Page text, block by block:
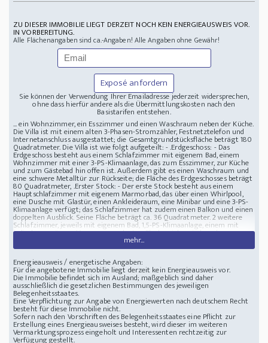
ZU DIESER IMMOBILIE LIEGT DERZEIT NOCH KEIN ENERGIEAUSWEIS VOR.
IN VORBEREITUNG.
Alle Flächenangaben sind ca.-Angaben! Alle Angaben ohne Gewähr!
Exposé anfordern
Sie können der Verwendung Ihrer Emailadresse jederzeit widersprechen,
ohne dass hierfür andere als die Übermittlungskosten nach den
Basistarifen entstehen.
... ein Wohnzimmer, ein Esszimmer und einen Waschraum neben der Küche.
Die Villa ist mit einem alten 3-Phasen-Stromzähler, Festnetztelefon und
Internetanschluss ausgestattet; die Gesamtgrundstücksfläche beträgt 180
Quadratmeter. Die Villa ist wie folgt aufgeteilt: - .Erdgeschoss: - Das
Erdgeschoss besteht aus einem Schlafzimmer mit eigenem Bad, einem
Wohnzimmer mit einer 3-PS-Klimaanlage, das zum Esszimmer, zur Küche
und zum Gästebad hin offen ist. Außerdem gibt es einen Waschraum und
eine schwere Metalltür zur Rückseite; die Fläche des Erdgeschosses beträgt
80 Quadratmeter, .Erster Stock: - Der erste Stock besteht aus einem
Hauptschlafzimmer mit eigenem Marmorbad, das über einen Whirlpool,
eine Dusche mit Glastür, einen Ankleideraum, eine Minibar und eine 3-PS-
Klimaanlage verfügt; das Schlafzimmer hat zudem einen Balkon und einen
doppelten Ausblick. Seine Fläche beträgt ca. 36 Quadratmeter. 2 weitere
Schlafzimmer, jeweils mit eigenem Bad, 1,5-PS-Klimaanlage, einem mit
indischem grünem Marmor ausgelegten Flurbereich zwischen den
Zimmern; die Fläche des ersten Stockwerks beträgt 86 Quadratmeter,
.Dach: - Das Dach besteht aus einem Badezimmer und ist für die
Installation einer Außenküche vorbereitet. Es ist mit einer Reihe von
Regenabläufen sowie zahlreichen Steckdosen ausgestattet und bietet
einen Panoramablick über das Meer, Dahab und die Berge in alle
Richtungen. Die Dachfläche beträgt 86 Quadratmeter, Die Villa ist von
außen von einer etwa 3 Meter hohen Mauer umgeben. Es gibt einen
Swimmingpool sowie einen unterirdischen Wassertank aus Beton mit
einem Fassungsvermögen von ca. 16 Kubikmetern und einen
unterirdischen Pumpenraum. Rund um das gesamte Außengelände wurde
ein Videoüberwachungssystem installiert, und an allen Fenstern der
gesamten Villa sind aus Sicherheitsgründen Gitter angebracht. Der
Zugang zur Villa erfolgt über große eiserne Sicherheitstore, und im
mehr...
Energieausweis / energetische Angaben:
Für die angebotene Immobilie liegt derzeit kein Energieausweis vor.
Die Immobilie befindet sich im Ausland; maßgeblich sind daher
ausschließlich die gesetzlichen Bestimmungen des jeweiligen
Belegenheitsstaates.
Eine Verpflichtung zur Angabe von Energiewerten nach deutschem Recht
besteht für diese Immobilie nicht.
Sofern nach den Vorschriften des Belegenheitsstaates eine Pflicht zur
Erstellung eines Energieausweises besteht, wird dieser im weiteren
Vermarktungsprozess eingeholt und Interessenten rechtzeitig zur
Verfügung gestellt.